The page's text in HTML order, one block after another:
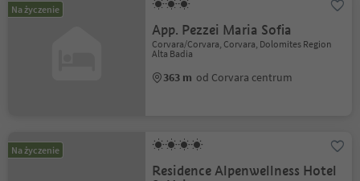
Na życzenie
App. Pezzei Maria Sofia
Corvara/Corvara, Corvara, Dolomites Region
Alta Badia
363 m od Corvara centrum
Na życzenie
Residence Alpenwellness Hotel